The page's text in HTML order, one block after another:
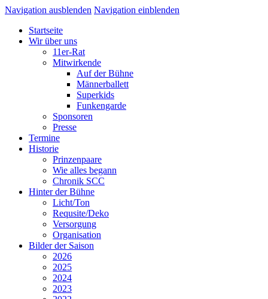
Navigation ausblenden Navigation einblenden
Startseite
Wir über uns
11er-Rat
Mitwirkende
Auf der Bühne
Männerballett
Superkids
Funkengarde
Sponsoren
Presse
Termine
Historie
Prinzenpaare
Wie alles begann
Chronik SCC
Hinter der Bühne
Licht/Ton
Requsite/Deko
Versorgung
Organisation
Bilder der Saison
2026
2025
2024
2023